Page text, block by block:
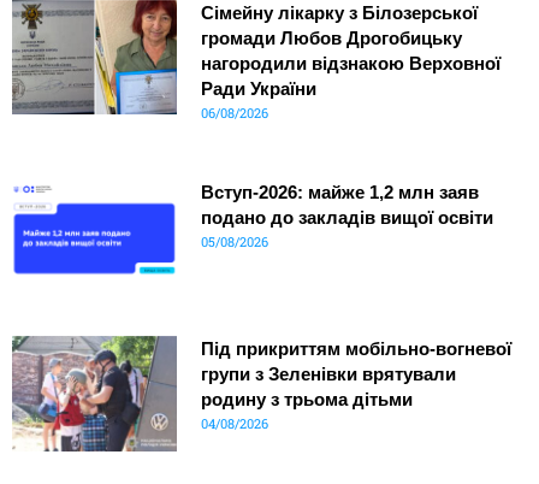
Сімейну лікарку з Білозерської
громади Любов Дрогобицьку
нагородили відзнакою Верховної
Ради України
06/08/2026
Вступ-2026: майже 1,2 млн заяв
подано до закладів вищої освіти
05/08/2026
Під прикриттям мобільно-вогневої
групи з Зеленівки врятували
родину з трьома дітьми
04/08/2026